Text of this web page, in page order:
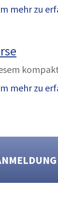
mehr zu
mehr zu